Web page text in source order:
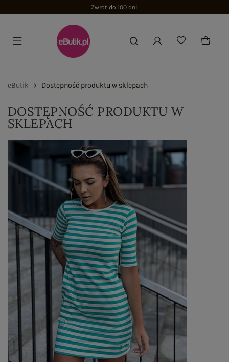
Zwrot do 100 dni
eButik Dostępność produktu w sklepach
DOSTĘPNOŚĆ PRODUKTU W
SKLEPACH